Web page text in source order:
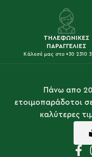
ΤΗΛΕΦΩΝΙΚΕΣ
ΠΑΡΑΓΓΕΛΙΕΣ
Κάλεσέ μας στο +30 2310
Πάνω απο
ετοιμοπαράδοτοι
καλύτερες